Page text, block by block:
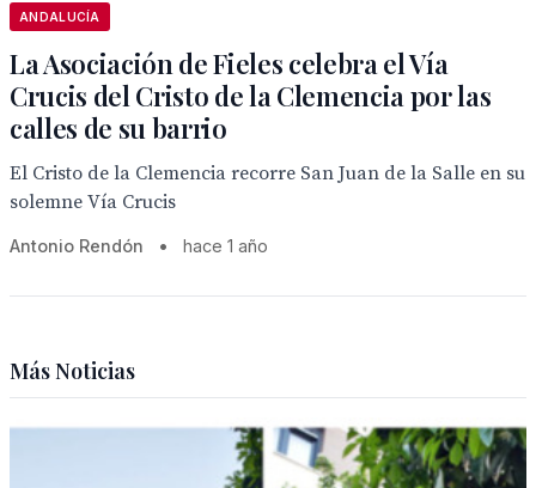
ANDALUCÍA
La Asociación de Fieles celebra el Vía
Crucis del Cristo de la Clemencia por las
calles de su barrio
El Cristo de la Clemencia recorre San Juan de la Salle en su
solemne Vía Crucis
Antonio Rendón • hace 1 año
Más Noticias